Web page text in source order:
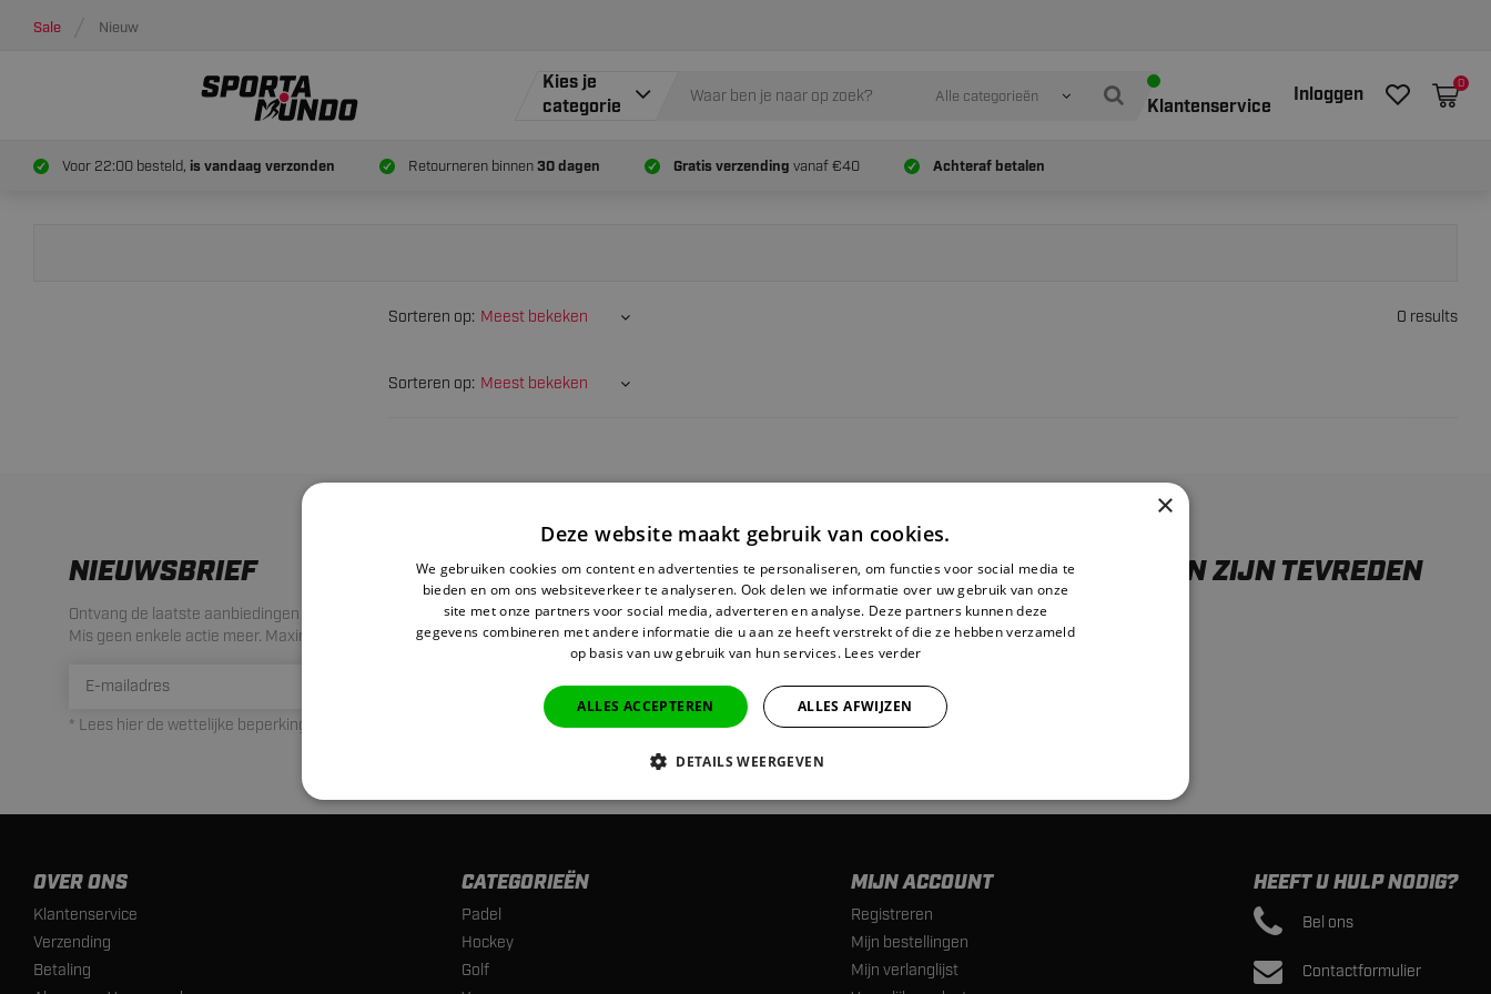
Sale Nieuw
Kies je
categorie
Alle categorieën Klantenservice
Inloggen
0
Voor 22:00 besteld, is vandaag verzonden Retourneren binnen30 dagen Gratis verzending vanaf €40 Achteraf betalen
Sorteren op: Meest bekeken 0 results
Sorteren op: Meest bekeken
NIEUWSBRIEF
Ontvang de laatste aanbiedingen en acties!
Mis geen enkele actie meer. Maximaal 1 mail per maand.
* Lees hier de wettelijke beperkingen
ONZE KLANTEN ZIJN TEVREDEN
OVER ONS
Klantenservice
Verzending
Betaling
CATEGORIEËN
Padel
Hockey
Golf
MIJN ACCOUNT
Registreren
Mijn bestellingen
Mijn verlanglijst
HEEFT U HULP NODIG?
Bel ons
Contactformulier
×
Deze website maakt gebruik van cookies.
We gebruiken cookies om content en advertenties te personaliseren, om functies voor social media te
bieden en om ons websiteverkeer te analyseren. Ook delen we informatie over uw gebruik van onze
site met onze partners voor social media, adverteren en analyse. Deze partners kunnen deze
gegevens combineren met andere informatie die u aan ze heeft verstrekt of die ze hebben verzameld
op basis van uw gebruik van hun services. Lees verder
ALLES ACCEPTEREN ALLES AFWIJZEN
DETAILS WEERGEVEN